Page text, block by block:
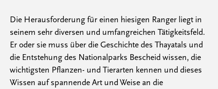
Die Herausforderung für einen hiesigen Ranger liegt in
seinem sehr diversen und umfangreichen Tätigkeitsfeld.
Er oder sie muss über die Geschichte des Thayatals und
die Entstehung des Nationalparks Bescheid wissen, die
wichtigsten Pflanzen- und Tierarten kennen und dieses
Wissen auf spannende Art und Weise an die